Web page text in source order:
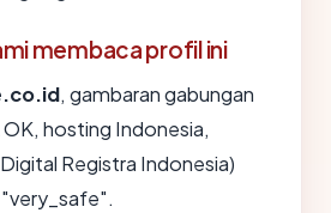
membaca profil ini
, gambaran gabungan
OK, hosting Indonesia,
Registra Indonesia)